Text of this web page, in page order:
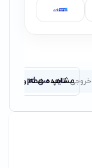
خروجی: تایپ سی pd
مشاهده همه